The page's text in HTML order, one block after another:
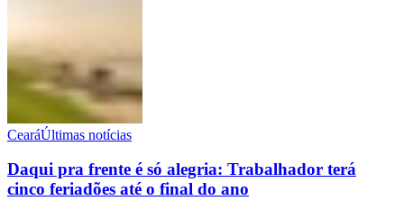
CearáÚltimas notícias
Daqui pra frente é só alegria: Trabalhador terá
cinco feriadões até o final do ano